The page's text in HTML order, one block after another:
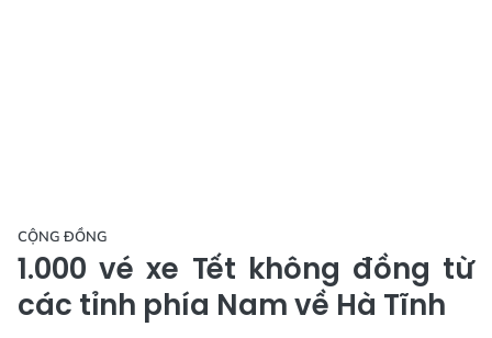
CỘNG ĐỒNG
1.000 vé xe Tết không đồng từ
các tỉnh phía Nam về Hà Tĩnh